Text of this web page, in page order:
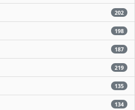
202
198
187
219
135
134